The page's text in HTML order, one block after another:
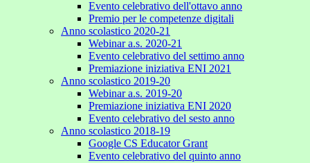
Evento celebrativo dell'ottavo anno
Premio per le competenze digitali
Anno scolastico 2020-21
Webinar a.s. 2020-21
Evento celebrativo del settimo anno
Premiazione iniziativa ENI 2021
Anno scolastico 2019-20
Webinar a.s. 2019-20
Premiazione iniziativa ENI 2020
Evento celebrativo del sesto anno
Anno scolastico 2018-19
Google CS Educator Grant
Evento celebrativo del quinto anno